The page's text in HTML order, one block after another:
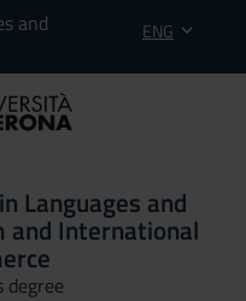
and
ENG
Languages and
and International
degree